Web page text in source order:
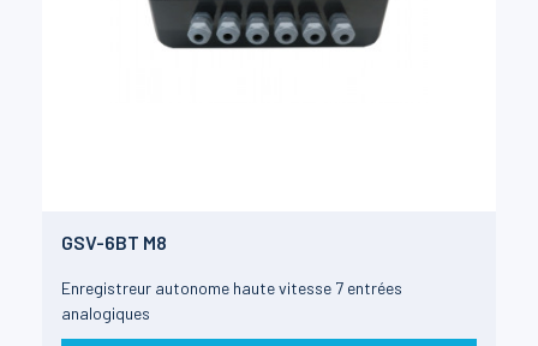
GSV-6BT M8
Enregistreur autonome haute vitesse 7 entrées
analogiques